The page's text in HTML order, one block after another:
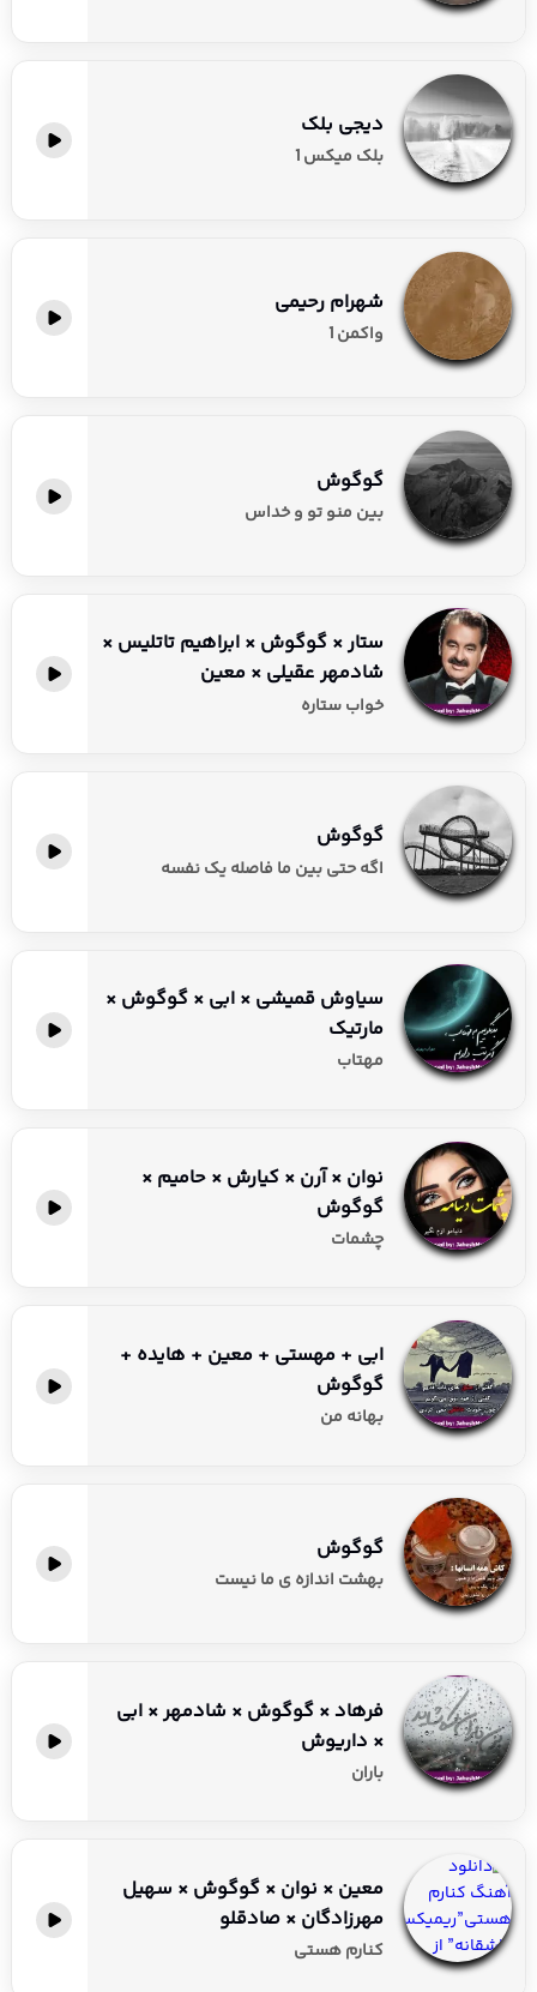
دیجی بلک
بلک میکس 1
شهرام رحیمی
واکمن 1
گوگوش
بین منو تو و خداس
ستار × گوگوش × ابراهیم تاتلیس ×
شادمهر عقیلی × معین
خواب ستاره
گوگوش
اگه حتی بین ما فاصله یک نفسه
سیاوش قمیشی × ابی × گوگوش ×
مارتیک
مهتاب
نوان × آرن × کیارش × حامیم ×
گوگوش
چشمات
ابی + مهستی + معین + هایده +
گوگوش
بهانه من
گوگوش
بهشت اندازه ی ما نیست
فرهاد × گوگوش × شادمهر × ابی
× داریوش
باران
معین × نوان × گوگوش × سهیل
مهرزادگان × صادقلو
کنارم هستی